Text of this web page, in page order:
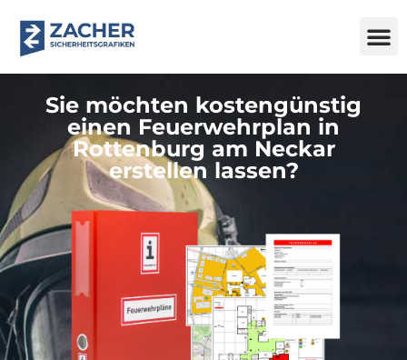
Sie möchten kostengünstig
einen Feuerwehrplan in
Rottenburg am Neckar
erstellen lassen?